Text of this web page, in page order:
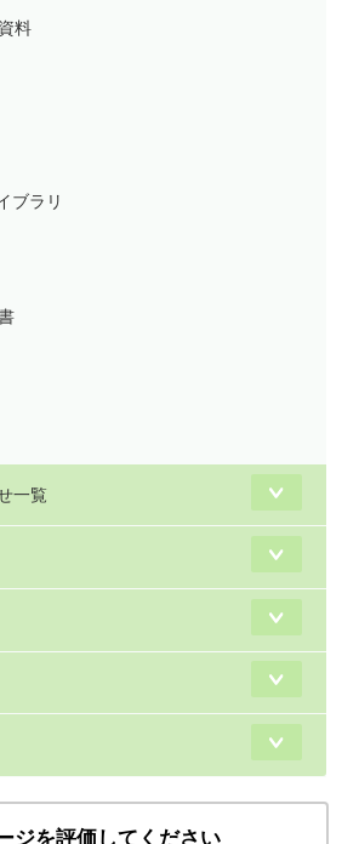
料
ブラリ
一覧
ジを評価してください